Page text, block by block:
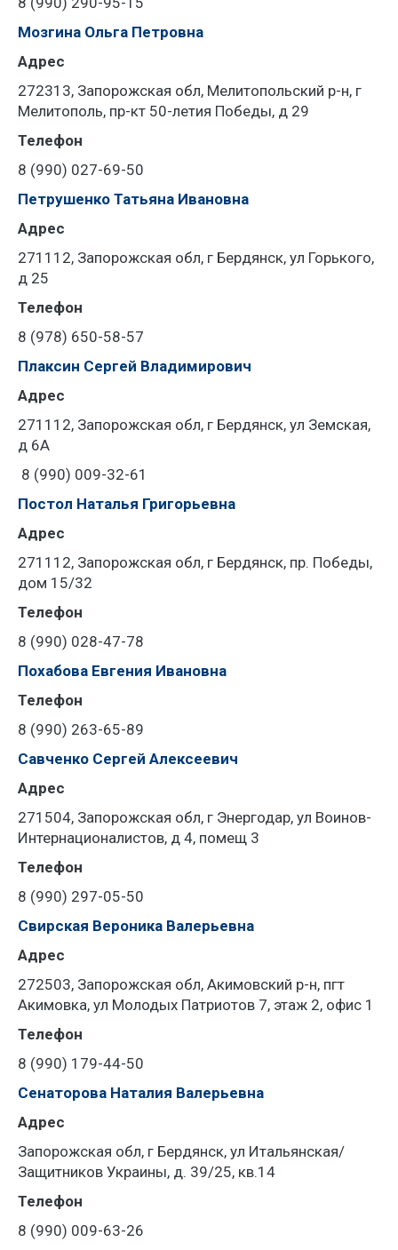
Мозгина Ольга Петровна
Адрес
272313, Запорожская обл, Мелитопольский р-н, г
Мелитополь, пр-кт 50-летия Победы, д 29
Телефон
8 (990) 027-69-50
Петрушенко Татьяна Ивановна
Адрес
271112, Запорожская обл, г Бердянск, ул Горького,
д 25
Телефон
8 (978) 650-58-57
Плаксин Сергей Владимирович
Адрес
271112, Запорожская обл, г Бердянск, ул Земская,
д 6А
8 (990) 009-32-61
Постол Наталья Григорьевна
Адрес
271112, Запорожская обл, г Бердянск, пр. Победы,
дом 15/32
Телефон
8 (990) 028-47-78
Похабова Евгения Ивановна
Телефон
8 (990) 263-65-89
Савченко Сергей Алексеевич
Адрес
271504, Запорожская обл, г Энергодар, ул Воинов-
Интернационалистов, д 4, помещ 3
Телефон
8 (990) 297-05-50
Свирская Вероника Валерьевна
Адрес
272503, Запорожская обл, Акимовский р-н, пгт
Акимовка, ул Молодых Патриотов 7, этаж 2, офис 1
Телефон
8 (990) 179-44-50
Сенаторова Наталия Валерьевна
Адрес
Запорожская обл, г Бердянск, ул Итальянская/
Защитников Украины, д. 39/25, кв.14
Телефон
8 (990) 009-63-26